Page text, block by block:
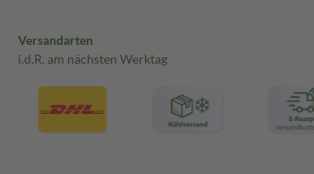
Versandarten
i.d.R. am nächsten Werktag